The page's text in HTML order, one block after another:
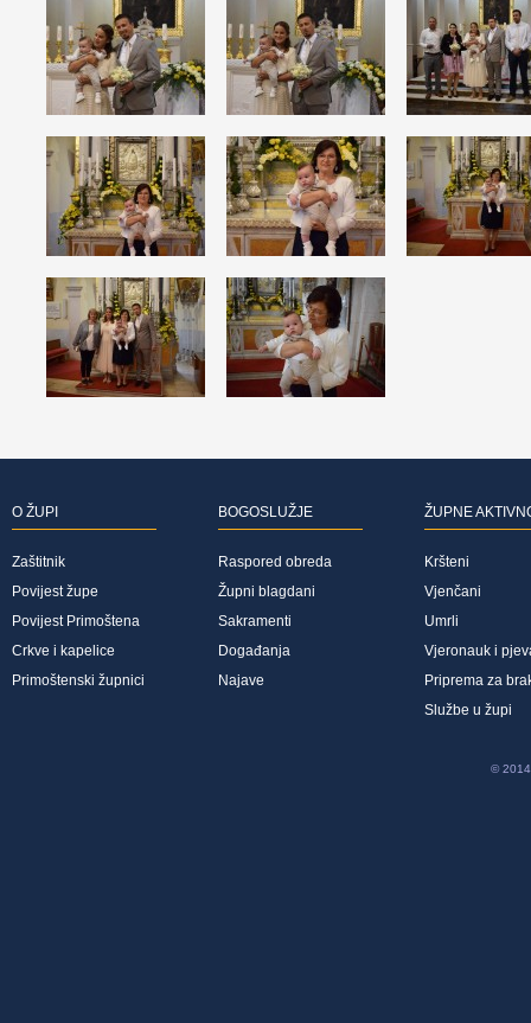
O ŽUPI
Zaštitnik
Povijest župe
Povijest Primoštena
Crkve i kapelice
Primoštenski župnici
BOGOSLUŽJE
Raspored obreda
Župni blagdani
Sakramenti
Događanja
Najave
ŽUPNE
Kršteni
Vjenčani
Umrli
Vjeronauk i
Priprema za
Službe u župi
© 2014